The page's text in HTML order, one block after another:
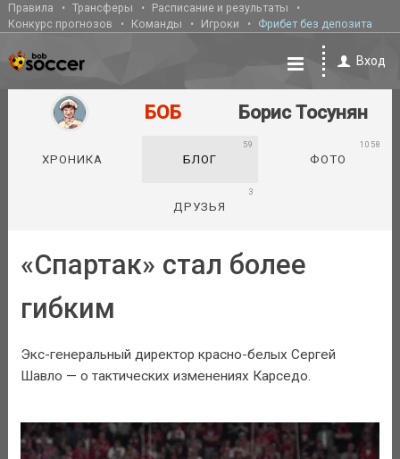
Правила Трансферы
Расписание и результаты
Конкурс прогнозов
Команды Игроки Фрибет без депозита
Вход
БОБ Борис Тосунян
ХРОНИКА БЛОГ
59
ФОТО
1058
ДРУЗЬЯ
3
«Спартак» стал более
гибким
Экс-генеральный директор красно-белых Сергей
Шавло — о тактических изменениях Карседо.